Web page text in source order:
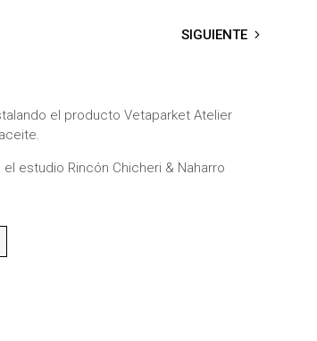
SIGUIENTE →
el producto Vetaparket Atelier
estudio Rincón Chicheri & Naharro